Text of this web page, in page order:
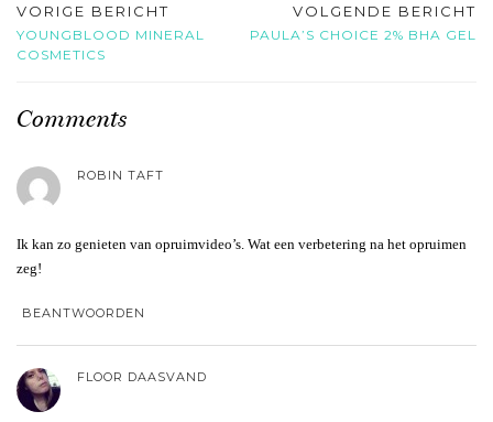
VORIGE BERICHT
YOUNGBLOOD MINERAL
COSMETICS
VOLGENDE BERICHT
PAULA’S CHOICE 2% BHA GEL
Comments
ROBIN TAFT
Ik kan zo genieten van opruimvideo’s. Wat een verbetering na het opruimen
zeg!
BEANTWOORDEN
FLOOR DAASVAND